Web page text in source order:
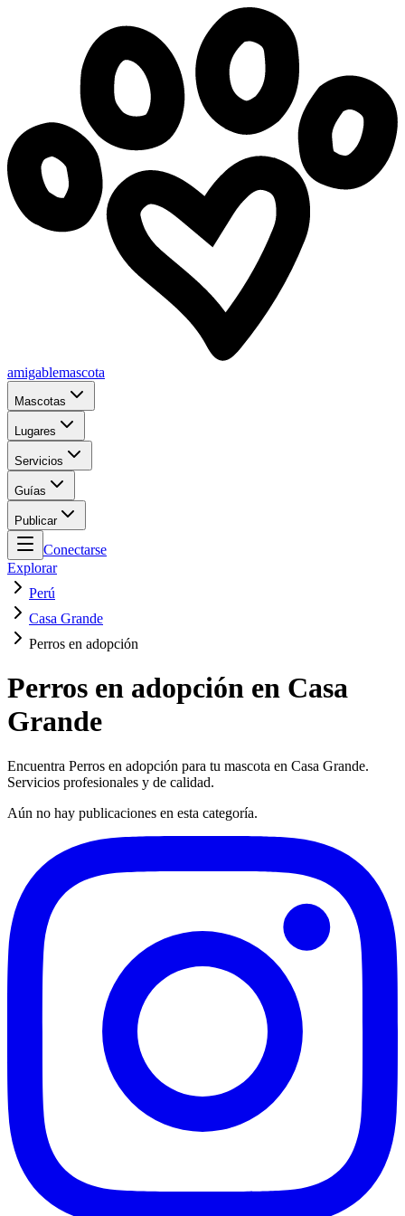
amigablemascota
Mascotas
Lugares
Servicios
Guías
Publicar
Conectarse
Explorar
Perú
Casa Grande
Perros en adopción
Perros en adopción en Casa
Grande
Encuentra Perros en adopción para tu mascota en Casa Grande.
Servicios profesionales y de calidad.
Aún no hay publicaciones en esta categoría.